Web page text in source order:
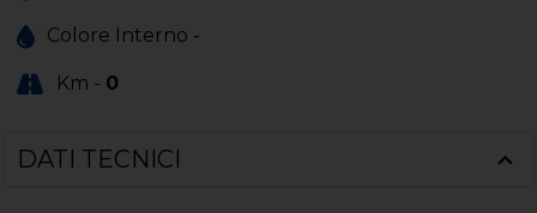
Colore Interno -
Km - 0
DATI TECNICI